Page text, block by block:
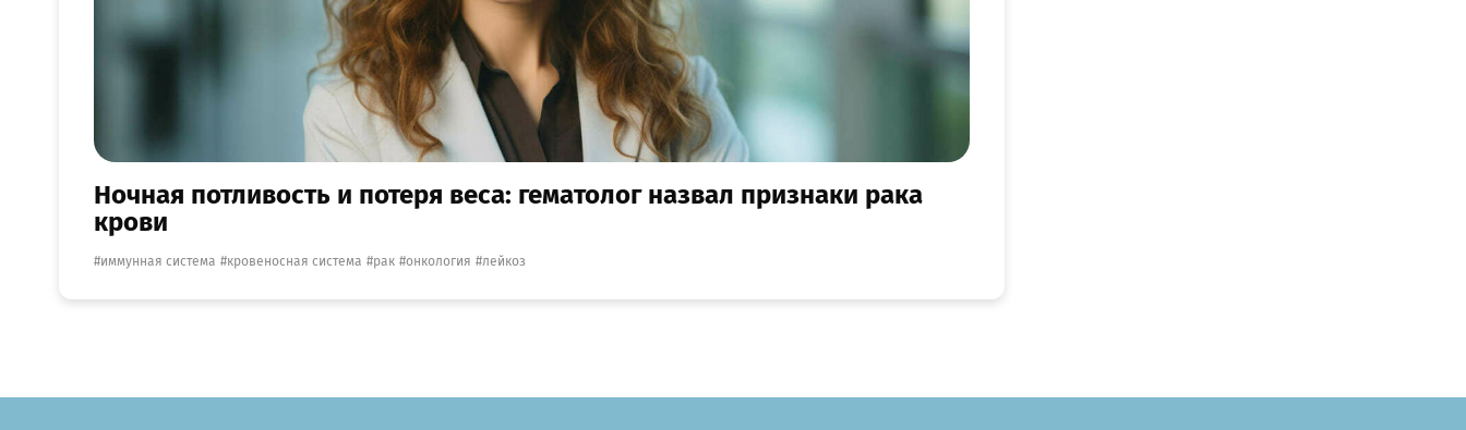
Ночная потливость и потеря веса: гематолог назвал признаки рака
крови
иммунная система кровеносная система рак онкология лейкоз